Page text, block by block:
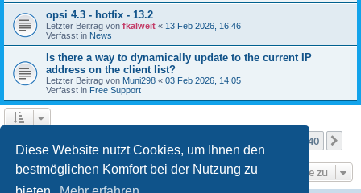
Diese Website nutzt Cookies, um Ihnen den
bestmöglichen Komfort bei der Nutzung zu
opsi 4.3 - hotfix - 13.2
Letzter Beitrag von fkalweit « 13 Feb 2026, 16:46
Verfasst in News
Is there a way to dynamically update to the current IP
address on the client list?
Letzter Beitrag von Muni298 « 03 Feb 2026, 14:05
Verfasst in Free Support
40
Gehe zu